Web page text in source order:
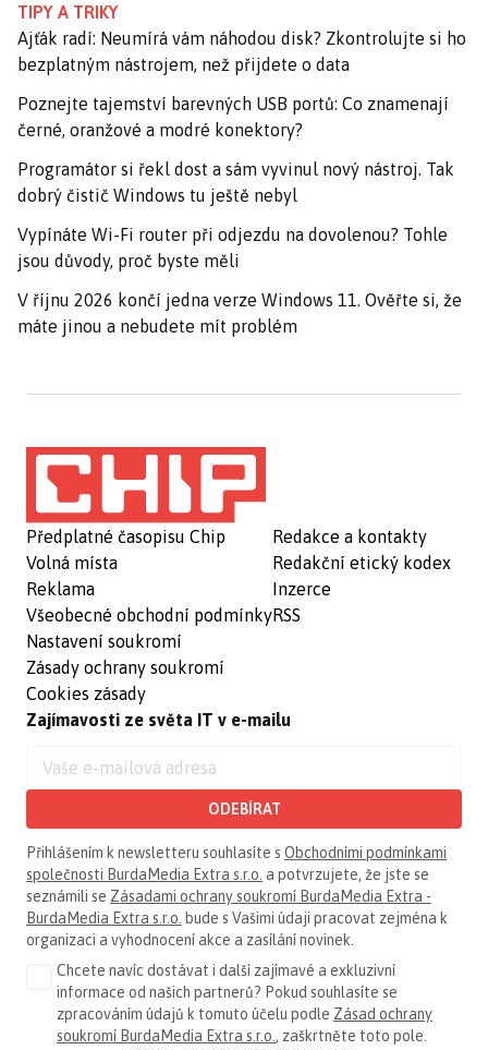
TIPY A TRIKY
Ajťák radí: Neumírá vám náhodou disk? Zkontrolujte si ho
bezplatným nástrojem, než přijdete o data
Poznejte tajemství barevných USB portů: Co znamenají
černé, oranžové a modré konektory?
Programátor si řekl dost a sám vyvinul nový nástroj. Tak
dobrý čistič Windows tu ještě nebyl
Vypínáte Wi-Fi router při odjezdu na dovolenou? Tohle
jsou důvody, proč byste měli
V říjnu 2026 končí jedna verze Windows 11. Ověřte si, že
máte jinou a nebudete mít problém
Předplatné časopisu Chip
Volná místa
Reklama
Všeobecné obchodní podmínky
Nastavení soukromí
Zásady ochrany soukromí
Cookies zásady
Redakce a kontakty
Redakční etický kodex
Inzerce
RSS
Zajímavosti ze světa IT v e-mailu
ODEBÍRAT
Přihlášením k newsletteru souhlasíte s Obchodními podmínkami
společnosti BurdaMedia Extra s.r.o. a potvrzujete, že jste se
seznámili se Zásadami ochrany soukromí BurdaMedia Extra -
BurdaMedia Extra s.r.o. bude s Vašimi údaji pracovat zejména k
organizaci a vyhodnocení akce a zasílání novinek.
Chcete navíc dostávat i další zajímavé a exkluzivní
informace od našich partnerů? Pokud souhlasíte se
zpracováním údajů k tomuto účelu podle Zásad ochrany
soukromí BurdaMedia Extra s.r.o. , zaškrtněte toto pole.